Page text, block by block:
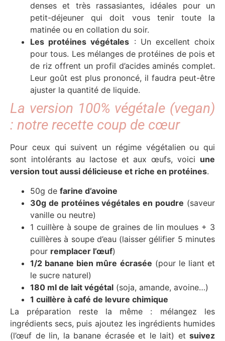
denses et très rassasiantes, idéales pour un
petit-déjeuner qui doit vous tenir toute la
matinée ou en collation du soir.
Les protéines végétales : Un excellent choix
pour tous. Les mélanges de protéines de pois et
de riz offrent un profil d’acides aminés complet.
Leur goût est plus prononcé, il faudra peut-être
ajuster la quantité de liquide.
La version 100% végétale (vegan)
: notre recette coup de cœur
Pour ceux qui suivent un régime végétalien ou qui
sont intolérants au lactose et aux œufs, voici une
version tout aussi délicieuse et riche en protéines.
50g de farine d’avoine
30g de protéines végétales en poudre (saveur
vanille ou neutre)
1 cuillère à soupe de graines de lin moulues + 3
cuillères à soupe d’eau (laisser gélifier 5 minutes
pour remplacer l’œuf)
1/2 banane bien mûre écrasée (pour le liant et
le sucre naturel)
180 ml de lait végétal (soja, amande, avoine…)
1 cuillère à café de levure chimique
La préparation reste la même : mélangez les
ingrédients secs, puis ajoutez les ingrédients humides
(l’œuf de lin, la banane écrasée et le lait) et suivez